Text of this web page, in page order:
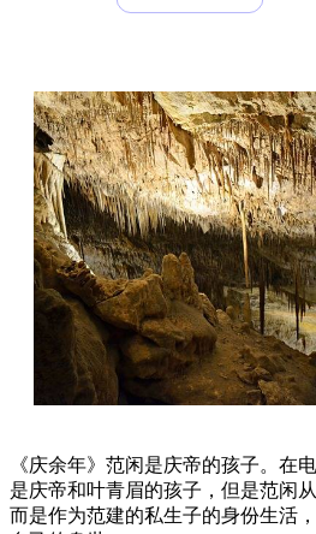
《庆余年》范闲是庆帝的孩子。在
是庆帝和叶青眉的孩子，但是范闲
而是作为范建的私生子的身份生活